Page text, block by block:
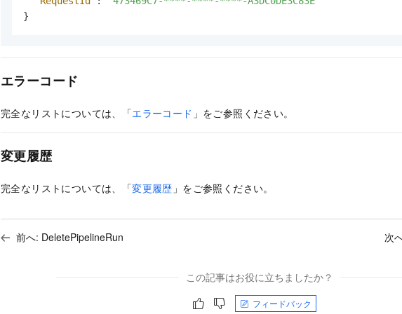
}
エラーコード
完全なリストについては、「エラーコード 」をご参照ください。
変更履歴
完全なリストについては、「変更履歴 」をご参照ください。
前へ: DeletePipelineRun 次
この記事はお役に立ちましたか？
フィードバック